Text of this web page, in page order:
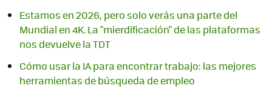
Estamos en 2026, pero solo verás una parte del
Mundial en 4K. La "mierdificación" de las plataformas
nos devuelve la TDT
Cómo usar la IA para encontrar trabajo: las mejores
herramientas de búsqueda de empleo